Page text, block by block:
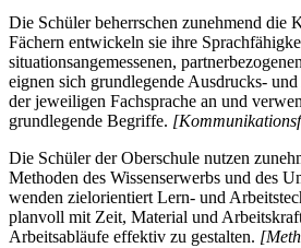
Die Schüler beherrschen zunehmend die
Fächern entwickeln sie ihre
situationsangemessenen,
eignen sich grundlegende Ausdrucks-
der jeweiligen Fachsprache an und
grundlegende Begriffe.
Die Schüler der Oberschule nutzen
Methoden des Wissenserwerbs und des
wenden zielorientiert Lern- und
planvoll mit Zeit, Material und
Arbeitsabläufe effektiv zu gestalten.